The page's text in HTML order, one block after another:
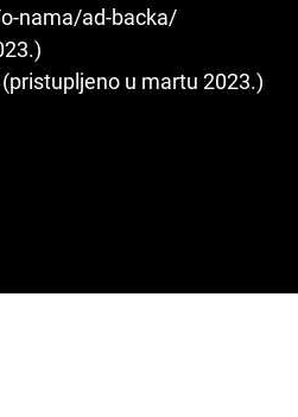
nama/ad-backa/
u martu 2023.)